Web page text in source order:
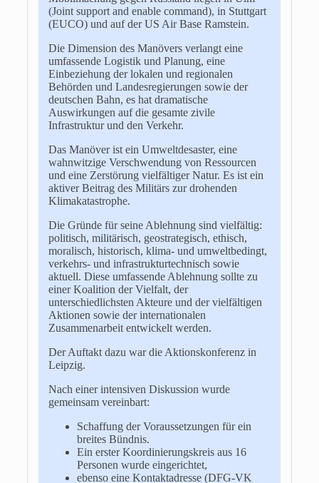
(Joint support and enable command), in Stuttgart
(EUCO) und auf der US Air Base Ramstein.
Die Dimension des Manövers verlangt eine
umfassende Logistik und Planung, eine
Einbeziehung der lokalen und regionalen
Behörden und Landesregierungen sowie der
deutschen Bahn, es hat dramatische
Auswirkungen auf die gesamte zivile
Infrastruktur und den Verkehr.
Das Manöver ist ein Umweltdesaster, eine
wahnwitzige Verschwendung von Ressourcen
und eine Zerstörung vielfältiger Natur. Es ist ein
aktiver Beitrag des Militärs zur drohenden
Klimakatastrophe.
Die Gründe für seine Ablehnung sind vielfältig:
politisch, militärisch, geostrategisch, ethisch,
moralisch, historisch, klima- und umweltbedingt,
verkehrs- und infrastrukturtechnisch sowie
aktuell. Diese umfassende Ablehnung sollte zu
einer Koalition der Vielfalt, der
unterschiedlichsten Akteure und der vielfältigen
Aktionen sowie der internationalen
Zusammenarbeit entwickelt werden.
Der Auftakt dazu war die Aktionskonferenz in
Leipzig.
Nach einer intensiven Diskussion wurde
gemeinsam vereinbart:
Schaffung der Voraussetzungen für ein
breites Bündnis.
Ein erster Koordinierungskreis aus 16
Personen wurde eingerichtet,
ebenso eine Kontaktadresse (DFG-VK